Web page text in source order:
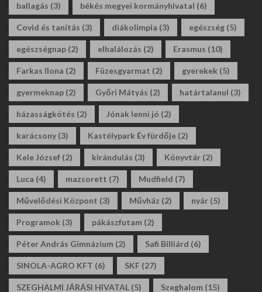
ballagás (3) békés megyei kormányhivatal (6)
Covid és tanítás (3) diákolimpia (3) egészség (5)
egészségnap (2) elhalálozás (2) Erasmus (10)
Farkas Ilona (2) Füzesgyarmat (2) gyerekek (5)
gyermeknap (2) Győri Mátyás (2) határtalanul (3)
házasságkötés (2) Jónak lenni jó (2)
karácsony (3) Kastélypark Év fürdője (2)
Kele József (2) kirándulás (3) Könyvtár (2)
Luca (4) mazsorett (7) Mudfield (7)
Művelődési Központ (3) Művház (2) nyár (5)
Programok (3) pákászfutam (2)
Péter András Gimnázium (2) Safi Billiárd (6)
SINOLA-AGRO KFT (6) SKF (27)
SZEGHALMI JÁRÁSI HIVATAL (5) Szeghalom (15)